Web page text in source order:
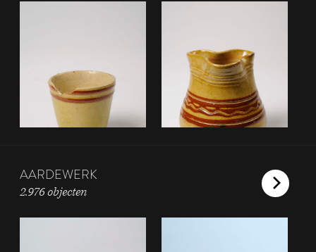
AARDEWERK
2.976 objecten